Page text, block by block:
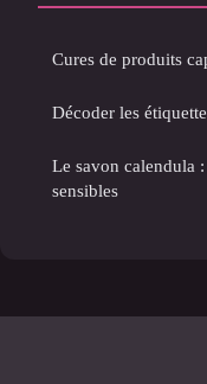
Cures de produits
Décoder les
Le savon calendula
sensibles